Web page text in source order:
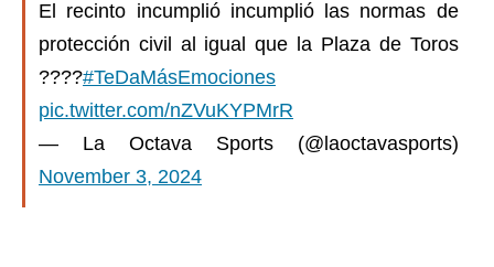
El recinto incumplió incumplió las normas de
protección civil al igual que la Plaza de Toros
????#TeDaMásEmociones
pic.twitter.com/nZVuKYPMrR
— La Octava Sports (@laoctavasports)
November 3, 2024